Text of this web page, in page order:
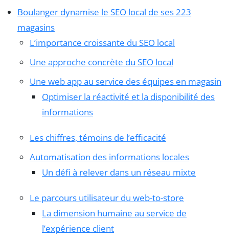
Boulanger dynamise le SEO local de ses 223
magasins
L’importance croissante du SEO local
Une approche concrète du SEO local
Une web app au service des équipes en magasin
Optimiser la réactivité et la disponibilité des
informations
Les chiffres, témoins de l’efficacité
Automatisation des informations locales
Un défi à relever dans un réseau mixte
Le parcours utilisateur du web-to-store
La dimension humaine au service de
l’expérience client